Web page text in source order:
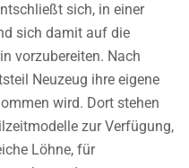
sich, in einer
sich damit auf die
vorzubereiten. Nach
Neuzeug ihre eigene
wird. Dort stehen
zur Verfügung,
Löhne, für